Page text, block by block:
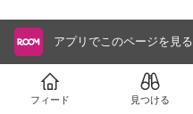
アプリでこのページを見る
フィード 見つける